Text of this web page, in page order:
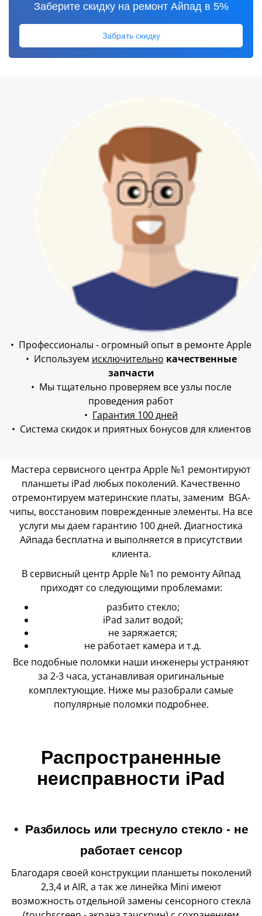
Заберите скидку на ремонт Айпад в 5%
Забрать скидку
• Профессионалы - огромный опыт в ремонте Apple
• Используем исключительно качественные
запчасти
• Мы тщательно проверяем все узлы после
проведения работ
• Гарантия 100 дней
• Система скидок и приятных бонусов для клиентов
Мастера сервисного центра Apple №1 ремонтируют
планшеты iPad любых поколений. Качественно
отремонтируем материнские платы, заменим BGA-
чипы, восстановим поврежденные элементы. На все
услуги мы даем гарантию 100 дней. Диагностика
Айпада бесплатна и выполняется в присутствии
клиента.
В сервисный центр Apple №1 по ремонту Айпад
приходят со следующими проблемами:
разбито стекло;
iPad залит водой;
не заряжается;
не работает камера и т.д.
Все подобные поломки наши инженеры устраняют
за 2-3 часа, устанавливая оригинальные
комплектующие. Ниже мы разобрали самые
популярные поломки подробнее.
Распространенные
неисправности iPad
• Разбилось или треснуло стекло - не
работает сенсор
Благодаря своей конструкции планшеты поколений
2,3,4 и AIR, а так же линейка Mini имеют
возможность отдельной замены сенсорного стекла